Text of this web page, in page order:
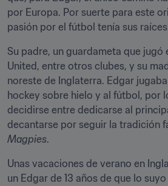
por Europa. Por suerte para este
pasión por el fútbol tenía sus
Su padre, un guardameta que jugó
United, entre otros clubes, y su
noreste de Inglaterra. Edgar
hockey sobre hielo y al fútbol, por
decidirse entre dedicarse al
Magpies.
Unas vacaciones de verano en
un Edgar de 13 años de que lo